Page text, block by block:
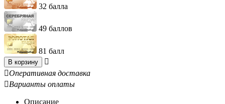
32 балла
49 баллов
81 балл
В корзину

Оперативная доставка
Варианты оплаты
Описание